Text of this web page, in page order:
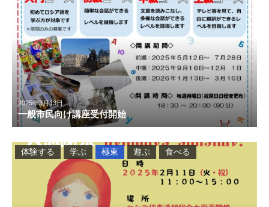
2025年3月13日
一般市民向け講座受付開始
体験する 学ぶ 極東 遊ぶ 食べる